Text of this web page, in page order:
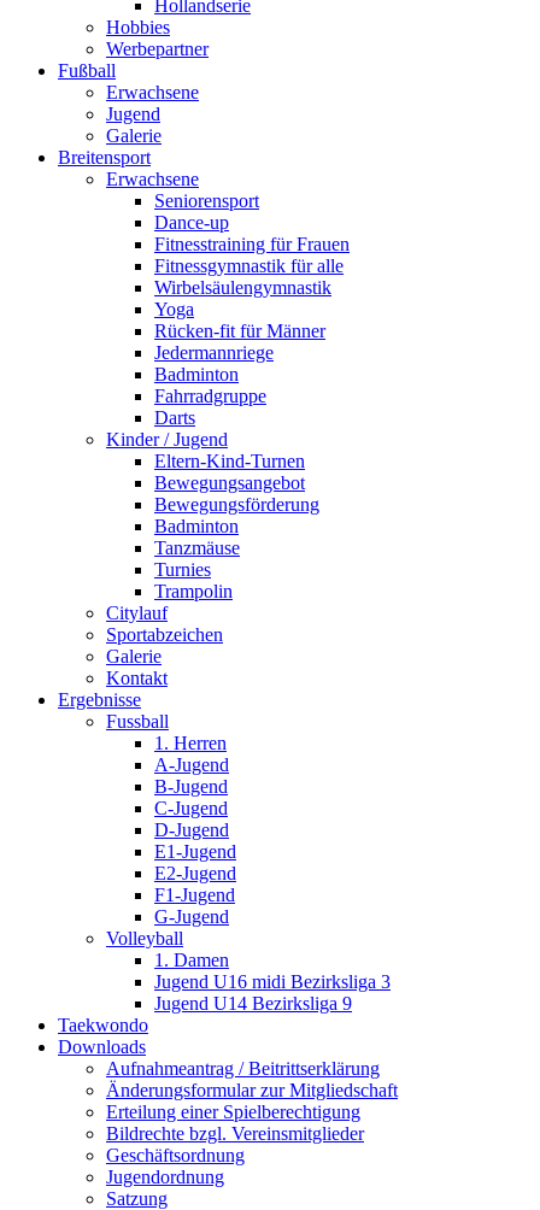
Hollandserie
Hobbies
Werbepartner
Fußball
Erwachsene
Jugend
Galerie
Breitensport
Erwachsene
Seniorensport
Dance-up
Fitnesstraining für Frauen
Fitnessgymnastik für alle
Wirbelsäulengymnastik
Yoga
Rücken-fit für Männer
Jedermannriege
Badminton
Fahrradgruppe
Darts
Kinder / Jugend
Eltern-Kind-Turnen
Bewegungsangebot
Bewegungsförderung
Badminton
Tanzmäuse
Turnies
Trampolin
Citylauf
Sportabzeichen
Galerie
Kontakt
Ergebnisse
Fussball
1. Herren
A-Jugend
B-Jugend
C-Jugend
D-Jugend
E1-Jugend
E2-Jugend
F1-Jugend
G-Jugend
Volleyball
1. Damen
Jugend U16 midi Bezirksliga 3
Jugend U14 Bezirksliga 9
Taekwondo
Downloads
Aufnahmeantrag / Beitrittserklärung
Änderungsformular zur Mitgliedschaft
Erteilung einer Spielberechtigung
Bildrechte bzgl. Vereinsmitglieder
Geschäftsordnung
Jugendordnung
Satzung